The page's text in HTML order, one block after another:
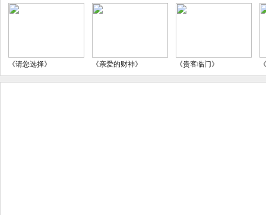
《请您选择》 《亲爱的财神》 《贵客临门》